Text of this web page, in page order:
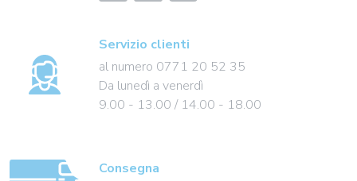
Servizio clienti
al numero 0771 20 52 35
Da lunedì a venerdì
9.00 - 13.00 / 14.00 - 18.00
Consegna